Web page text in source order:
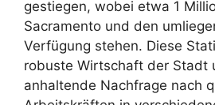
gestiegen, wobei etwa 1
Sacramento und den
Verfügung stehen. Diese
robuste Wirtschaft der Stadt
anhaltende Nachfrage nach